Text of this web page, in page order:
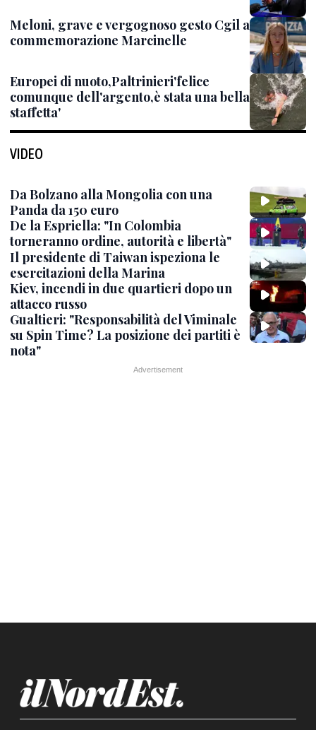
Meloni, grave e vergognoso gesto Cgil a
commemorazione Marcinelle
Europei di nuoto,Paltrinieri'felice
comunque dell'argento,è stata una bella
staffetta'
VIDEO
Da Bolzano alla Mongolia con una
Panda da 150 euro
De la Espriella: "In Colombia
torneranno ordine, autorità e libertà"
Il presidente di Taiwan ispeziona le
esercitazioni della Marina
Kiev, incendi in due quartieri dopo un
attacco russo
Gualtieri: "Responsabilità del Viminale
su Spin Time? La posizione dei partiti è
nota"